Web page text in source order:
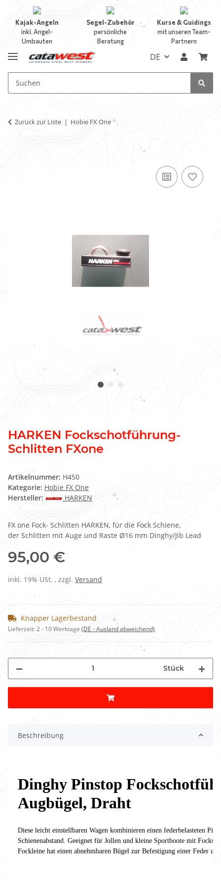
Kajak-Angeln
inkl. Angel-
Umbauten
Segel-Zubehör
persönliche
Beratung
Kurse & Guidings
mit unseren Team-
Partnern
DE
Zurück zur Liste Hobie FX One
HARKEN Fockschotführung-
Schlitten FXone
Artikelnummer: H450
Kategorie: Hobie FX One
Hersteller:
HARKEN
FX one Fock- Schlitten HARKEN, für die Fock Schiene,
der Schlitten mit Auge und Raste Ø16 mm Dinghy/Jib Lead
95,00 €
inkl. 19% USt. , zzgl. Versand
Knapper Lagerbestand
Lieferzeit:2 - 10 Werktage (DE - Ausland abweichend)
Stück
Beschreibung
Dinghy Pinstop
Augbügel, Draht
Diese leicht einstellbaren Wagen kombinieren einen federbelasteten
Schienenabstand. Geeignet für Jollen und kleine Sportboote mit Focks
Fockleine hat einen abnehmbaren Bügel zur Befestigung einer Feder